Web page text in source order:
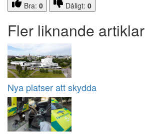
Bra: 0 Dåligt: 0
Fler liknande artiklar
Nya platser att skydda